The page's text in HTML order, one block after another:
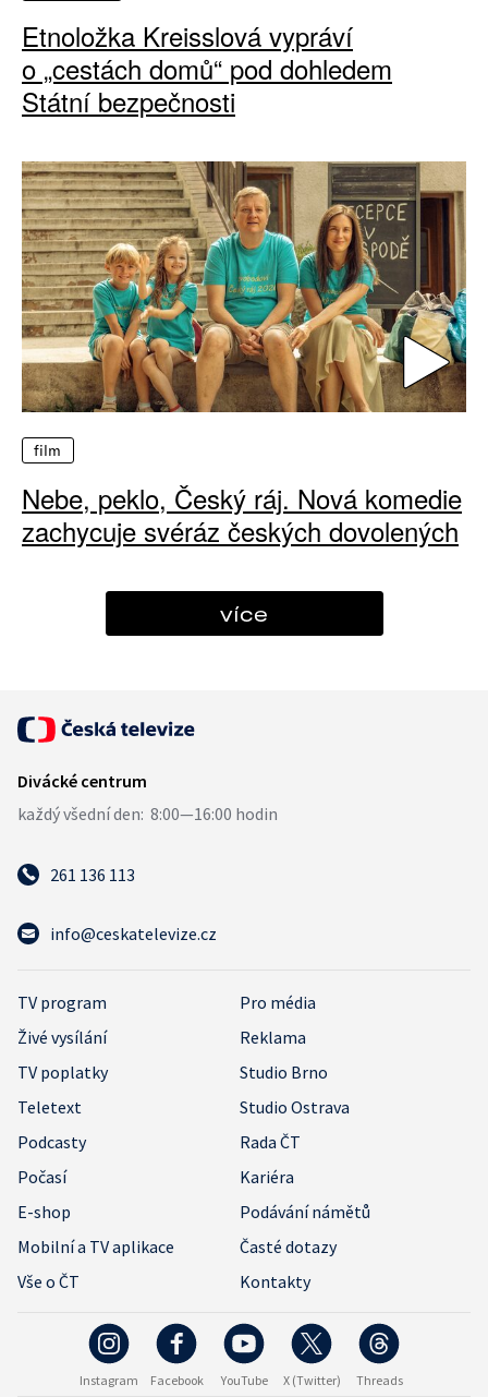
Etnoložka Kreisslová vypráví
o „cestách domů“ pod dohledem
Státní bezpečnosti
film
Nebe, peklo, Český ráj. Nová komedie
zachycuje svéráz českých dovolených
více
261 136 113
info@ceskatelevize.cz
TV program
Pro média
Živé vysílání
Reklama
TV poplatky
Studio Brno
Teletext
Studio Ostrava
Podcasty
Rada ČT
Počasí
Kariéra
E-shop
Podávání námětů
Mobilní a TV aplikace
Časté dotazy
Vše o ČT
Kontakty
Instagram Facebook YouTube X (Twitter) Threads